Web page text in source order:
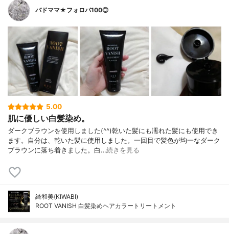
バドママ★フォロバ100◎
5.00
肌に優しい白髪染め。
ダークブラウンを使用しました(^^)乾いた髪にも濡れた髪にも使用でき
ます。自分は、乾いた髪に使用しました。一回目で髪色が均一なダーク
ブラウンに落ち着きました。白…続きを見る
綺和美(KIWABI)
ROOT VANISH 白髪染めヘアカラートリートメント